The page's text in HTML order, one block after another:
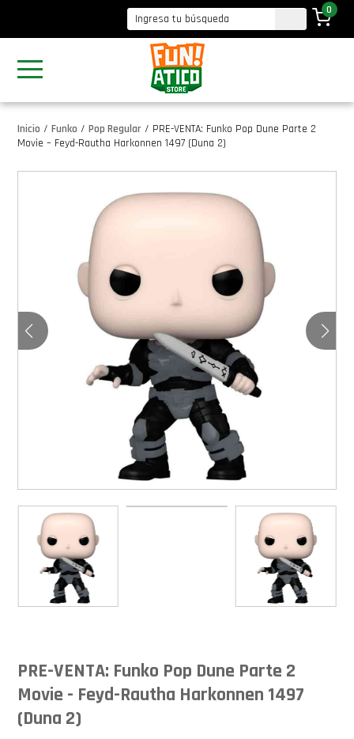
0
Inicio / Funko / Pop Regular / PRE-VENTA: Funko Pop Dune Parte 2
Movie – Feyd-Rautha Harkonnen 1497 (Duna 2)
PRE-VENTA: Funko Pop Dune Parte 2
Movie - Feyd-Rautha Harkonnen 1497
(Duna 2)